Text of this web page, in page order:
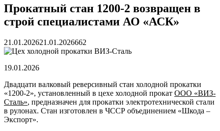
Прокатный стан 1200-2 возвращен в
строй специалистами АО «АСК»
21.01.202621.01.2026662
19.01.2026
Двадцати валковый реверсивный стан холодной прокатки
«1200-2», установленный в цехе холодной прокат ООО «ВИЗ-
Сталь», предназначен для прокатки электротехнической стали
в рулонах. Стан изготовлен в ЧССР объединением «Шкода –
Экспорт».